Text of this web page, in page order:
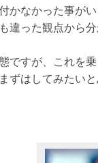
かなかった事が
違った観点から
ですが、これを
ずはしてみたい